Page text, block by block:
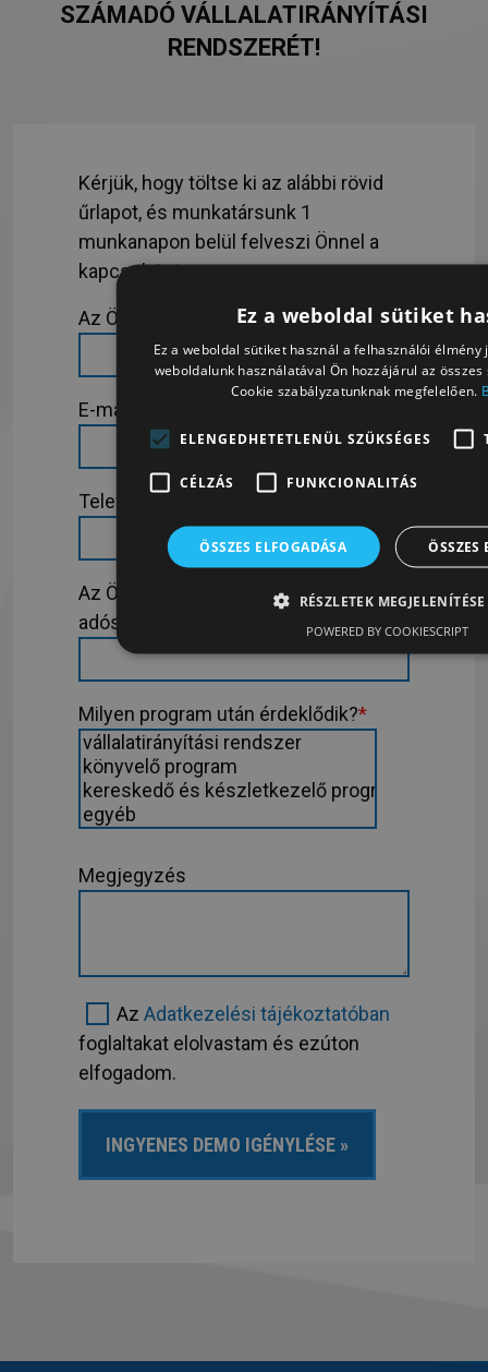
SZÁMADÓ VÁLLALATIRÁNYÍTÁSI
RENDSZERÉT!
Kérjük, hogy töltse ki az alábbi rövid
űrlapot, és munkatársunk 1
munkanapon belül felveszi Önnel a
kapcsolatot:
Az Ön teljes neve *
E-mail címe
Telefonszáma
Az Ön által képviselt cég neve /
adószáma
Milyen program után érdeklődik?*
Megjegyzés
Az Adatkezelési tájékoztatóban
foglaltakat elolvastam és ezúton
elfogadom.
Ez a weboldal sütiket
Ez a weboldal sütiket használ a felhasználói élmény
weboldalunk használatával Ön hozzájárul az
Cookie szabályzatunknak megfelelően.
ELENGEDHETETLENÜL SZÜKSÉGES
CÉLZÁS FUNKCIONALITÁS
ÖSSZES ELFOGADÁSA ÖSSZES
RÉSZLETEK MEGJELENÍTÉSE
POWERED BY COOKIESCRIPT